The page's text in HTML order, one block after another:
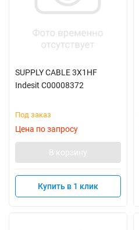
SUPPLY CABLE 3X1HF
Indesit C00008372
Под заказ
Цена по запросу
В корзину
Купить в 1 клик